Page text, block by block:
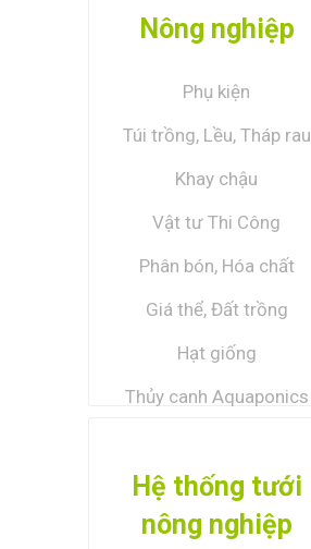
Nông nghiệp
Phụ kiện
Túi trồng, Lều, Tháp rau
Khay chậu
Vật tư Thi Công
Phân bón, Hóa chất
Giá thể, Đất trồng
Hạt giống
Thủy canh Aquaponics
Hệ thống tưới
nông nghiệp